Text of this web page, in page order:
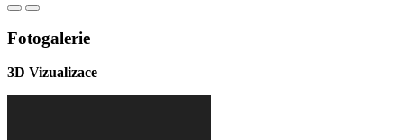
Fotogalerie
3D Vizualizace